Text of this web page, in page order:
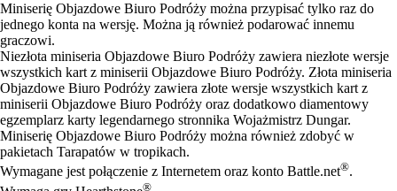
Available actions
Miniserię Objazdowe Biuro Podróży można przypisać tylko raz do
jednego konta na wersję. Można ją również podarować innemu
graczowi.
Niezłota miniseria Objazdowe Biuro Podróży zawiera niezłote wersje
wszystkich kart z miniserii Objazdowe Biuro Podróży. Złota miniseria
Objazdowe Biuro Podróży zawiera złote wersje wszystkich kart z
miniserii Objazdowe Biuro Podróży oraz dodatkowo diamentowy
egzemplarz karty legendarnego stronnika Wojażmistrz Dungar.
Miniserię Objazdowe Biuro Podróży można również zdobyć w
pakietach Tarapatów w tropikach.
Wymagane jest połączenie z Internetem oraz konto Battle.net®.
®